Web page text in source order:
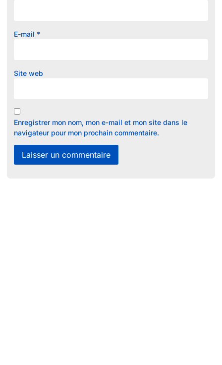
E-mail *
Site web
Enregistrer mon nom, mon e-mail et mon site dans le
navigateur pour mon prochain commentaire.